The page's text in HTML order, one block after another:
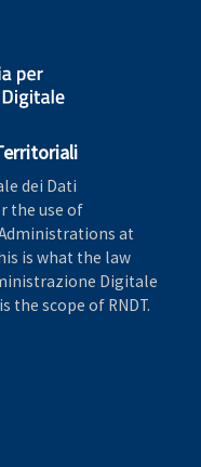
dei Dati
the use of
at
is what the law
Digitale
the scope of RNDT.